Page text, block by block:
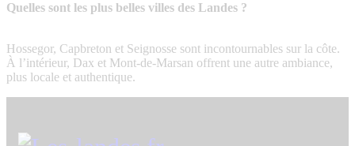
Quelles sont les plus belles villes des Landes ?
Hossegor, Capbreton et Seignosse sont incontournables sur la côte.
À l’intérieur, Dax et Mont-de-Marsan offrent une autre ambiance,
plus locale et authentique.